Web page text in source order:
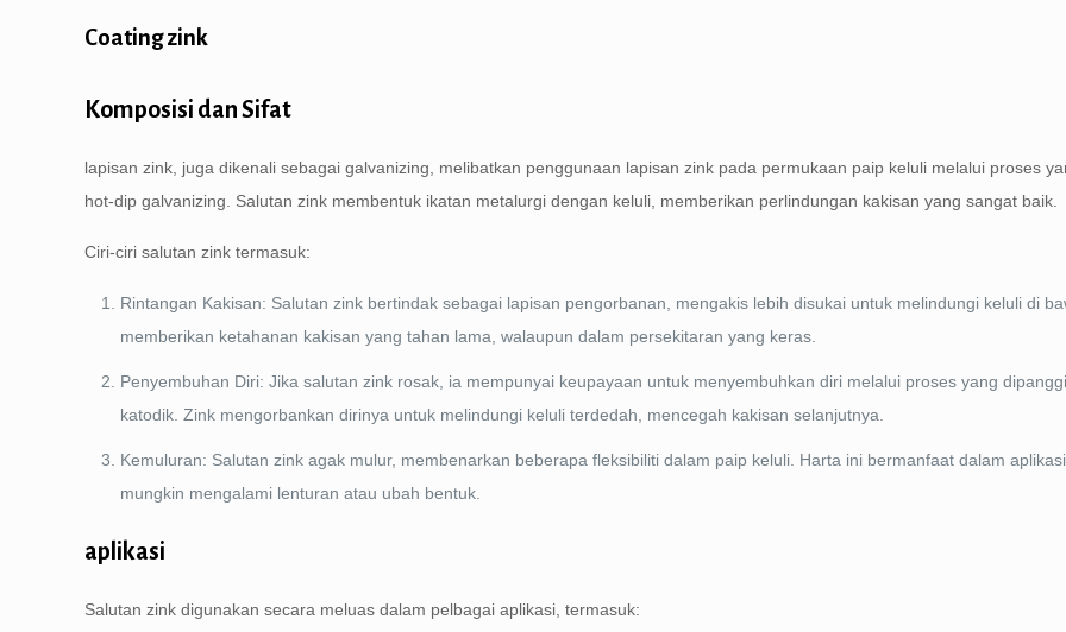
Coating zink
Komposisi dan Sifat
lapisan zink, juga dikenali sebagai galvanizing, melibatkan penggunaan lapisan zink pada permukaan paip keluli melalui proses
hot-dip galvanizing. Salutan zink membentuk ikatan metalurgi dengan keluli, memberikan perlindungan kakisan yang sangat baik.
Ciri-ciri salutan zink termasuk:
Rintangan Kakisan: Salutan zink bertindak sebagai lapisan pengorbanan, mengakis lebih disukai untuk melindungi keluli di
memberikan ketahanan kakisan yang tahan lama, walaupun dalam persekitaran yang keras.
Penyembuhan Diri: Jika salutan zink rosak, ia mempunyai keupayaan untuk menyembuhkan diri melalui proses yang
katodik. Zink mengorbankan dirinya untuk melindungi keluli terdedah, mencegah kakisan selanjutnya.
Kemuluran: Salutan zink agak mulur, membenarkan beberapa fleksibiliti dalam paip keluli. Harta ini bermanfaat dalam
mungkin mengalami lenturan atau ubah bentuk.
aplikasi
Salutan zink digunakan secara meluas dalam pelbagai aplikasi, termasuk: